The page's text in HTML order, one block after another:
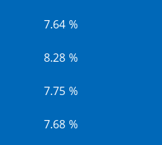
7.64 %
8.28 %
7.75 %
7.68 %